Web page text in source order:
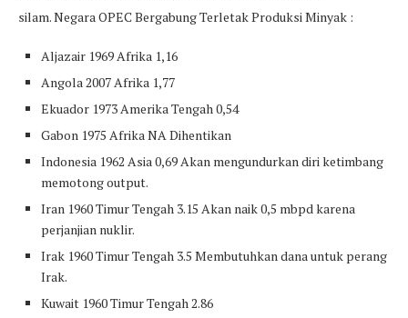
silam. Negara OPEC Bergabung Terletak Produksi Minyak :
Aljazair 1969 Afrika 1,16
Angola 2007 Afrika 1,77
Ekuador 1973 Amerika Tengah 0,54
Gabon 1975 Afrika NA Dihentikan
Indonesia 1962 Asia 0,69 Akan mengundurkan diri ketimbang
memotong output.
Iran 1960 Timur Tengah 3.15 Akan naik 0,5 mbpd karena
perjanjian nuklir.
Irak 1960 Timur Tengah 3.5 Membutuhkan dana untuk perang
Irak.
Kuwait 1960 Timur Tengah 2.86